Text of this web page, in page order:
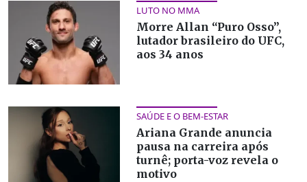
LUTO NO MMA
Morre Allan “Puro Osso”,
lutador brasileiro do UFC,
aos 34 anos
SAÚDE E O BEM-ESTAR
Ariana Grande anuncia
pausa na carreira após
turnê; porta-voz revela o
motivo